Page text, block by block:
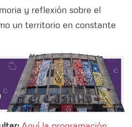
y reflexión sobre el
un territorio en constante